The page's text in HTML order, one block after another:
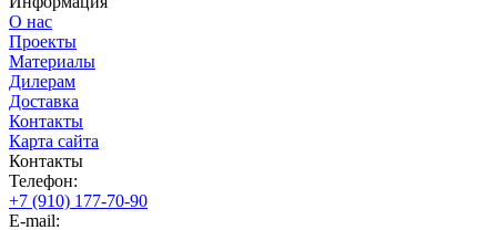
О нас
Проекты
Материалы
Дилерам
Доставка
Контакты
Карта сайта
Контакты
Телефон:
+7 (910) 177-70-90
E-mail: